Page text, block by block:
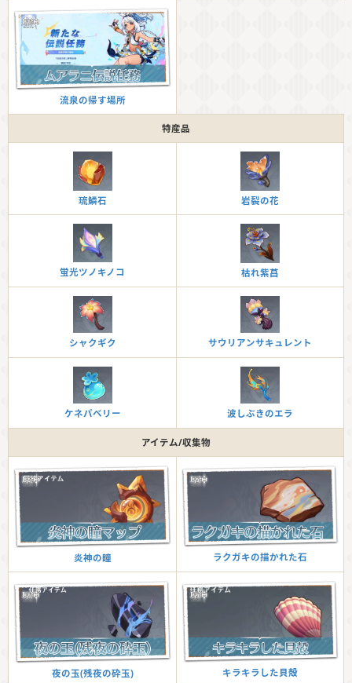
流泉の帰す場所
特産品
琉鱗石 岩裂の花
蛍光ツノキノコ 枯れ紫菖
シャクギク サウリアンサキュレント
ケネパベリー 波しぶきのエラ
アイテム/収集物
炎神の瞳 ラクガキの描かれた石
夜の玉(残夜の砕玉) キラキラした貝殻